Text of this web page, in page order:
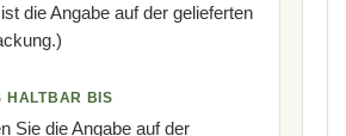
die Angabe auf der gelieferten
HALTBAR BIS
Sie die Angabe auf der